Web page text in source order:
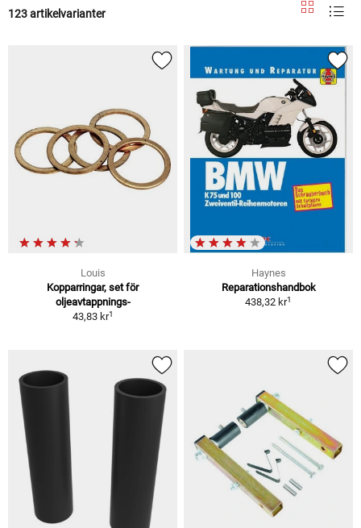
123 artikelvarianter
Louis
Kopparringar, set för
oljeavtappnings-
43,83 kr1
Haynes
Reparationshandbok
438,32 kr1